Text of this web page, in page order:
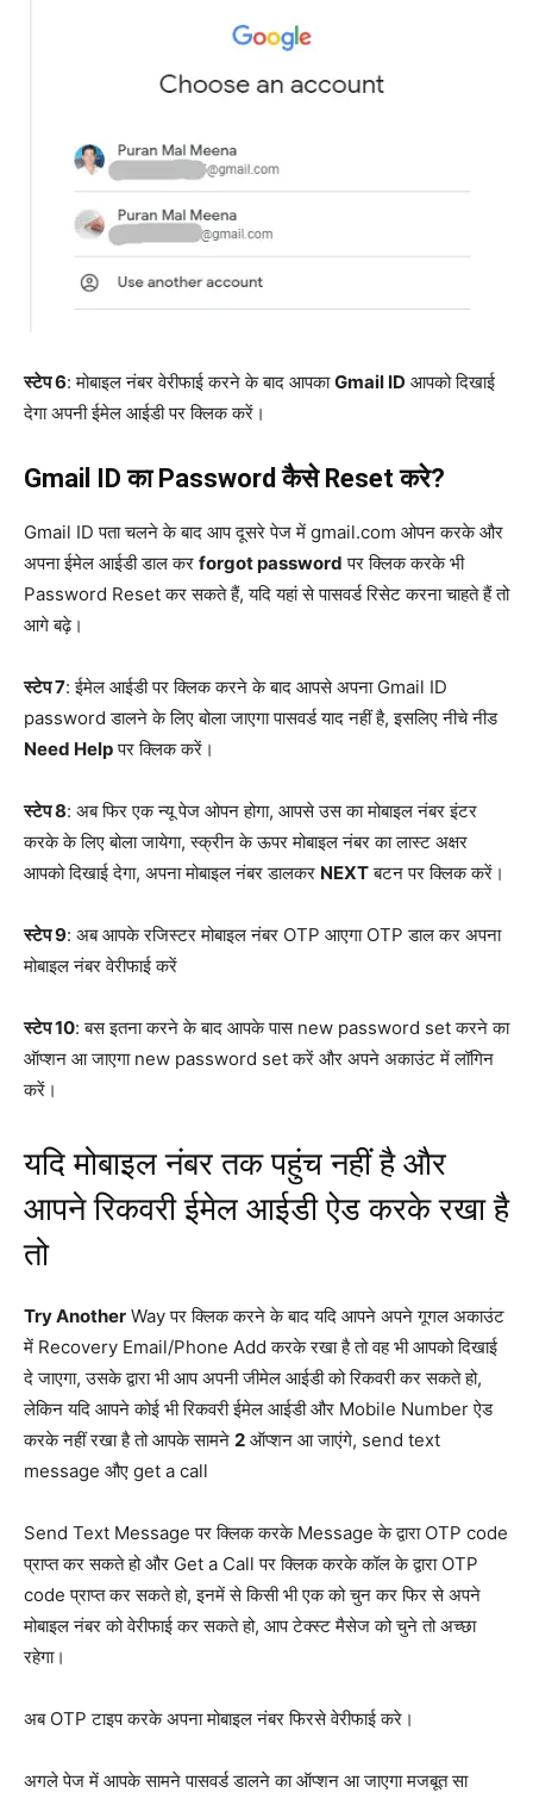
स्टेप 6: मोबाइल नंबर वेरीफाई करने के बाद आपकाGmail ID आपको दिखाई
देगा अपनी ईमेल आईडी पर क्लिक करें।
Gmail ID का Password कैसे Reset करे?
Gmail ID पता चलने के बाद आप दूसरे पेज में gmail.com ओपन करके और
अपना ईमेल आईडी डाल कर forgot password पर क्लिक करके भी
Password Reset कर सकते हैं, यदि यहां से पासवर्ड रिसेट करना चाहते हैं तो
आगे बढ़े।
स्टेप 7: ईमेल आईडी पर क्लिक करने के बाद आपसे अपना Gmail ID
password डालने के लिए बोला जाएगा पासवर्ड याद नहीं है, इसलिए नीचे नीड
Need Helpपर क्लिक करें।
स्टेप 8: अब फिर एक न्यू पेज ओपन होगा, आपसे उस का मोबाइल नंबर इंटर
करके के लिए बोला जायेगा, स्क्रीन के ऊपर मोबाइल नंबर का लास्ट अक्षर
आपको दिखाई देगा, अपना मोबाइल नंबर डालकर NEXTबटन पर क्लिक करें।
स्टेप 9: अब आपके रजिस्टर मोबाइल नंबर OTP आएगा OTP डाल कर अपना
मोबाइल नंबर वेरीफाई करें
स्टेप 10: बस इतना करने के बाद आपके पास new password set करने का
ऑप्शन आ जाएगा new password set करें और अपने अकाउंट में लॉगिन
करें।
यदि मोबाइल नंबर तक पहुंच नहीं है और
आपने रिकवरी ईमेल आईडी ऐड करके रखा है
तो
Try Another Way पर क्लिक करने के बाद यदि आपने अपने गूगल अकाउंट
में Recovery Email/Phone Add करके रखा है तो वह भी आपको दिखाई
दे जाएगा, उसके द्वारा भी आप अपनी जीमेल आईडी को रिकवरी कर सकते हो,
लेकिन यदि आपने कोई भी रिकवरी ईमेल आईडी और Mobile Number ऐड
करके नहीं रखा है तो आपके सामने 2 ऑप्शन आ जाएंगे, send text
message औए get a call
Send Text Message पर क्लिक करके Message के द्वारा OTP code
प्राप्त कर सकते हो और Get a Call पर क्लिक करके कॉल के द्वारा OTP
code प्राप्त कर सकते हो, इनमें से किसी भी एक को चुन कर फिर से अपने
मोबाइल नंबर को वेरीफाई कर सकते हो, आप टेक्स्ट मैसेज को चुने तो अच्छा
रहेगा।
अब OTP टाइप करके अपना मोबाइल नंबर फिरसे वेरीफाई करे।
अगले पेज में आपके सामने पासवर्ड डालने का ऑप्शन आ जाएगा मजबूत सा